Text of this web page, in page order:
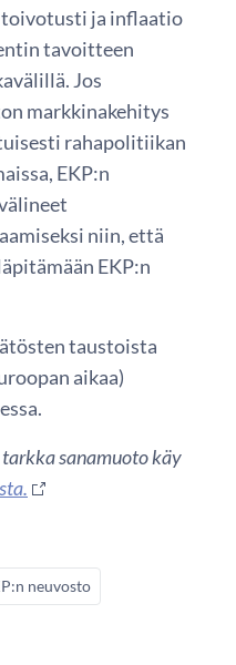
ja inflaatio
tavoitteen
Jos
markkinakehitys
rahapolitiikan
EKP:n
niin, että
EKP:n
taustoista
aikaa)
sanamuoto käy
neuvosto